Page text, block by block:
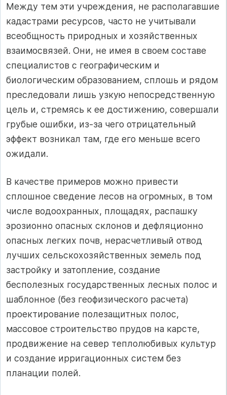
Между тем эти учреждения, не располагавшие
кадастрами ресурсов, часто не учитывали
всеобщность природных и хозяйственных
взаимосвязей. Они, не имея в своем составе
специалистов с географическим и
биологическим образованием, сплошь и рядом
преследовали лишь узкую непосредственную
цель и, стремясь к ее достижению, совершали
грубые ошибки, из-за чего отрицательный
эффект возникал там, где его меньше всего
ожидали.
В качестве примеров можно привести
сплошное сведение лесов на огромных, в том
числе водоохранных, площадях, распашку
эрозионно опасных склонов и дефляционно
опасных легких почв, нерасчетливый отвод
лучших сельскохозяйственных земель под
застройку и затопление, создание
бесполезных государственных лесных полос и
шаблонное (без геофизического расчета)
проектирование полезащитных полос,
массовое строительство прудов на карсте,
продвижение на север теплолюбивых культур
и создание ирригационных систем без
планации полей.